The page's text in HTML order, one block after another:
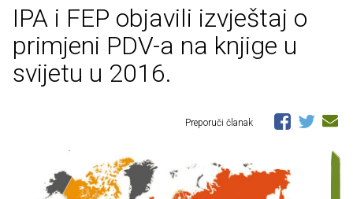
IPA i FEP objavili izvještaj o
primjeni PDV-a na knjige u
svijetu u 2016.
Preporuči članak